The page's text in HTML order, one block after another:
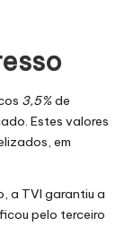
3,5%de
Estes valores
em
a TVI garantiu a
pelo terceiro